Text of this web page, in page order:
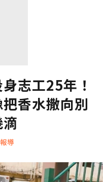
志工25年！
香水撒向別
導